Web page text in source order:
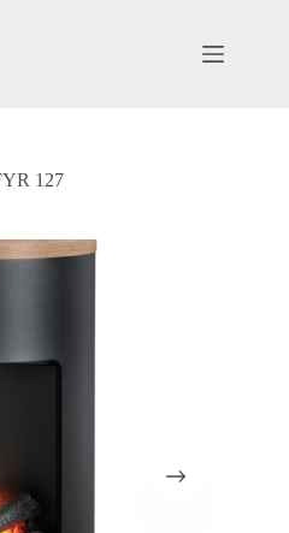
127